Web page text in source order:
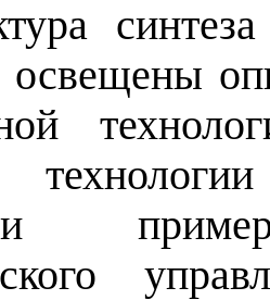
освещены